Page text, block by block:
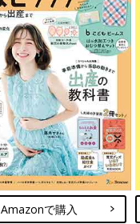
Amazonで購入